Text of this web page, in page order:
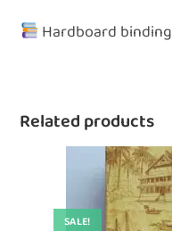
Hardboard binding
Related products
SALE!